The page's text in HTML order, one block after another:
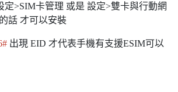
定>SIM卡管理 或是 設定>雙卡與行動網
話 才可以安裝
出現 EID 才代表手機有支援ESIM可以